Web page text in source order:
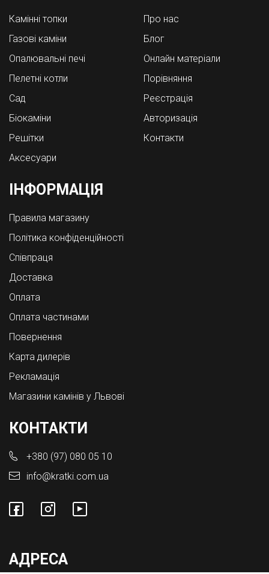
Камінні топки
Газові каміни
Опалювальні печі
Пелетні котли
Cад
Біокаміни
Решітки
Аксесуари
Про нас
Блог
Онлайн матеріали
Порівняння
Реєстрація
Авторизація
Контакти
ІНФОРМАЦІЯ
Правила магазину
Політика конфіденційності
Співпраця
Доставка
Оплата
Оплата частинами
Повернення
Карта дилерів
Рекламація
Магазини камінів у Львові
КОНТАКТИ
+380 (97) 080 05 10
info@kratki.com.ua
АДРЕСА